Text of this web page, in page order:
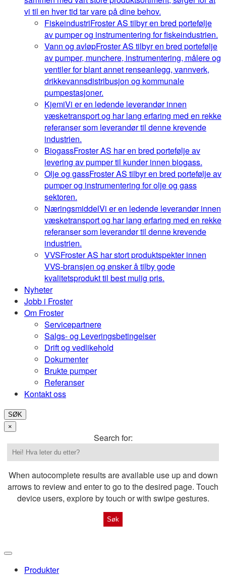
vi til en hver tid tar vare på dine behov.
FiskeindustriFroster AS tilbyr en bred portefølje
av pumper og instrumentering for fiskeindustrien.
Vann og avløpFroster AS tilbyr en bred portefølje
av pumper, munchere, instrumentering, målere og
ventiler for blant annet renseanlegg, vannverk,
drikkevannsdistribusjon og kommunale
pumpestasjoner.
KjemiVi er en ledende leverandør innen
væsketransport og har lang erfaring med en rekke
referanser som leverandør til denne krevende
industrien.
BiogassFroster AS har en bred portefølje av
levering av pumper til kunder innen biogass.
Olje og gassFroster AS tilbyr en bred portefølje av
pumper og instrumentering for olje og gass
sektoren.
NæringsmiddelVi er en ledende leverandør innen
væsketransport og har lang erfaring med en rekke
referanser som leverandør til denne krevende
industrien.
VVSFroster AS har stort produktspekter innen
VVS-bransjen og ønsker å tilby gode
kvalitetsprodukt til best mulig pris.
Nyheter
Jobb i Froster
Om Froster
Servicepartnere
Salgs- og Leveringsbetingelser
Drift og vedlikehold
Dokumenter
Brukte pumper
Referanser
Kontakt oss
SØK
×
Search for:
When autocomplete results are available use up and down
arrows to review and enter to go to the desired page. Touch
device users, explore by touch or with swipe gestures.
Produkter